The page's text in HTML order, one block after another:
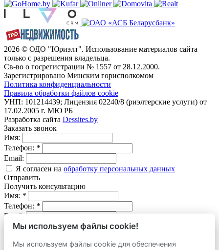
2026 © ОДО "Юриэлт". Использование материалов сайта
только с разрешения владельца.
Св-во о госрегистрации № 1557 от 28.12.2000.
Зарегистрировано Минским горисполкомом
Политика конфиденциальности
Правила обработки файлов cookie
УНП: 101214439; Лицензия 02240/8 (риэлтерские услуги) от
17.02.2005 г. МЮ РБ
Разработка сайта Dessites.by
Заказать звонок
Имя:
Телефон: *
Email:
Я согласен на обработку персональных данных
Отправить
Получить консультацию
Имя: *
Телефон: *
Email:
Я согласен наобработку персональных данных
Мы используем файлы cookie!
Мы используем файлы cookie для обеспечения